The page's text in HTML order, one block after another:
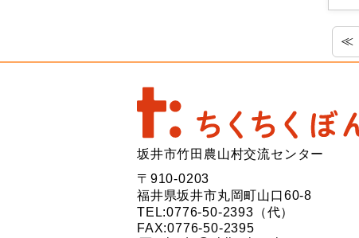
≪
坂井市竹田農山村交流センター
〒910-0203
福井県坂井市丸岡町山口60-8
TEL:0776-50-2393（代）
FAX:0776-50-2395